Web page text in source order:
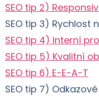
SEO tip 2)
SEO tip 3) Rychlost
SEO tip 4) Interní
SEO tip 5) Kvalitní
SEO tip 6) E-E-A-T
SEO tip 7)